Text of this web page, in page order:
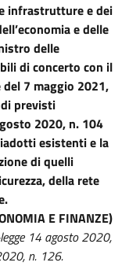
infrastrutture e dei
e delle
delle
di concerto con il
7 maggio 2021,
previsti
2020, n. 104
esistenti e la
di quelli
della rete
E FINANZE)
14 agosto 2020,
n. 126.